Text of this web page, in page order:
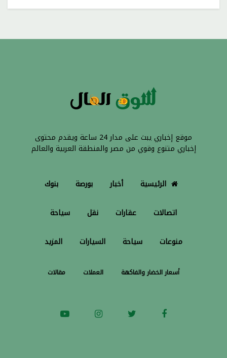
موقع إخباري يبث على مدار 24 ساعة ويقدم محتوى
إخباري متنوع وقوي من مصر والمنطقة العربية والعالم
الرئيسية أخبار بورصة بنوك
اتصالات عقارات نقل سياحة
منوعات سياحة السيارات المزيد
أسعار الخضار والفاكهة العملات مقالات